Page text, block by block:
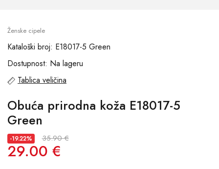
Ženske cipele
Kataloški broj: E18017-5 Green
Dostupnost: Na lageru
Tablica veličina
Obuća prirodna koža E18017-5
Green
-19.22% 35.90 €
29.00 €